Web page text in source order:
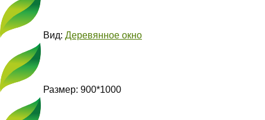
Вид: Деревянное окно
Размер: 900*1000